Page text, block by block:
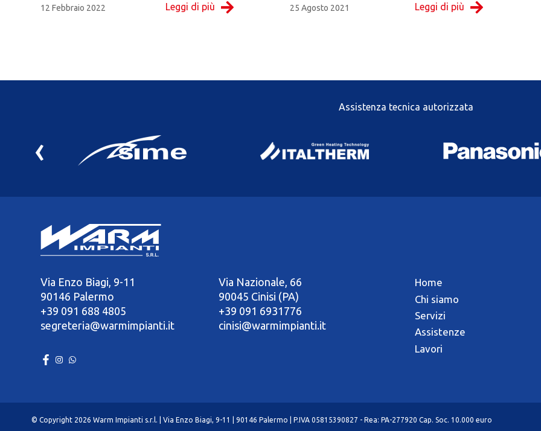
12 Febbraio 2022 Leggi di più 25 Agosto 2021 Leggi di più
Assistenza tecnica autorizzata
‹
Via Enzo Biagi, 9-11
90146 Palermo
+39 091 688 4805
segreteria@warmimpianti.it
Via Nazionale, 66
90045 Cinisi (PA)
+39 091 6931776
cinisi@warmimpianti.it
Home
Chi siamo
Servizi
Assistenze
Lavori
© Copyright 2026 Warm Impianti s.r.l. | Via Enzo Biagi, 9-11 | 90146 Palermo | P.IVA 05815390827 - Rea: PA-277920 Cap. Soc. 10.000 euro